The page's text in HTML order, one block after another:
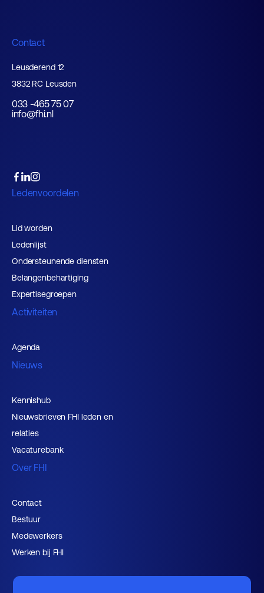
Contact
Leusderend 12
3832 RC Leusden
033 -465 75 07
info@fhi.nl
Ledenvoordelen
Lid worden
Ledenlijst
Ondersteunende diensten
Belangenbehartiging
Expertisegroepen
Activiteiten
Agenda
Nieuws
Kennishub
Nieuwsbrieven FHI leden en
relaties
Vacaturebank
Over FHI
Contact
Bestuur
Medewerkers
Werken bij FHI